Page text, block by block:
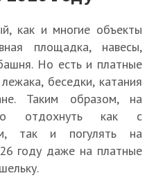
как и многие объекты
площадка, навесы,
Но есть и платные
беседки, катания
Таким образом, на
отдохнуть как с
так и погулять на
году даже на платные